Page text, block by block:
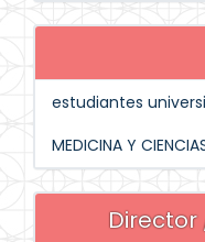
estudiantes
MEDICINA Y